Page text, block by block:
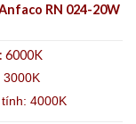
RN 024-20W
6000K
3000K
4000K